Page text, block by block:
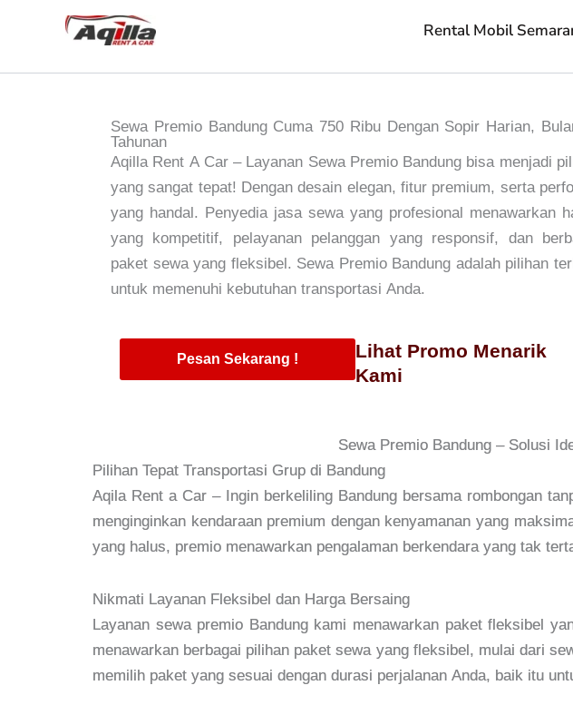
Rental Mobil
Sewa Premio Bandung Cuma 750 Ribu Dengan Sopir Harian,
Tahunan
Aqilla Rent A Car – Layanan Sewa Premio Bandung bisa menjadi
yang sangat tepat! Dengan desain elegan, fitur premium, serta
yang handal. Penyedia jasa sewa yang profesional menawarkan
yang kompetitif, pelayanan pelanggan yang responsif, dan
paket sewa yang fleksibel. Sewa Premio Bandung adalah pilihan
untuk memenuhi kebutuhan transportasi Anda.
Pesan Sekarang !
Lihat Promo Menarik
Kami
Sewa Premio Bandung – Solusi
Pilihan Tepat Transportasi Grup di Bandung
Aqila Rent a Car – Ingin berkeliling Bandung bersama rombongan
menginginkan kendaraan premium dengan kenyamanan yang
yang halus, premio menawarkan pengalaman berkendara yang tak
Nikmati Layanan Fleksibel dan Harga Bersaing
Layanan sewa premio Bandung kami menawarkan paket fleksibel
menawarkan berbagai pilihan paket sewa yang fleksibel, mulai dari
memilih paket yang sesuai dengan durasi perjalanan Anda, baik itu